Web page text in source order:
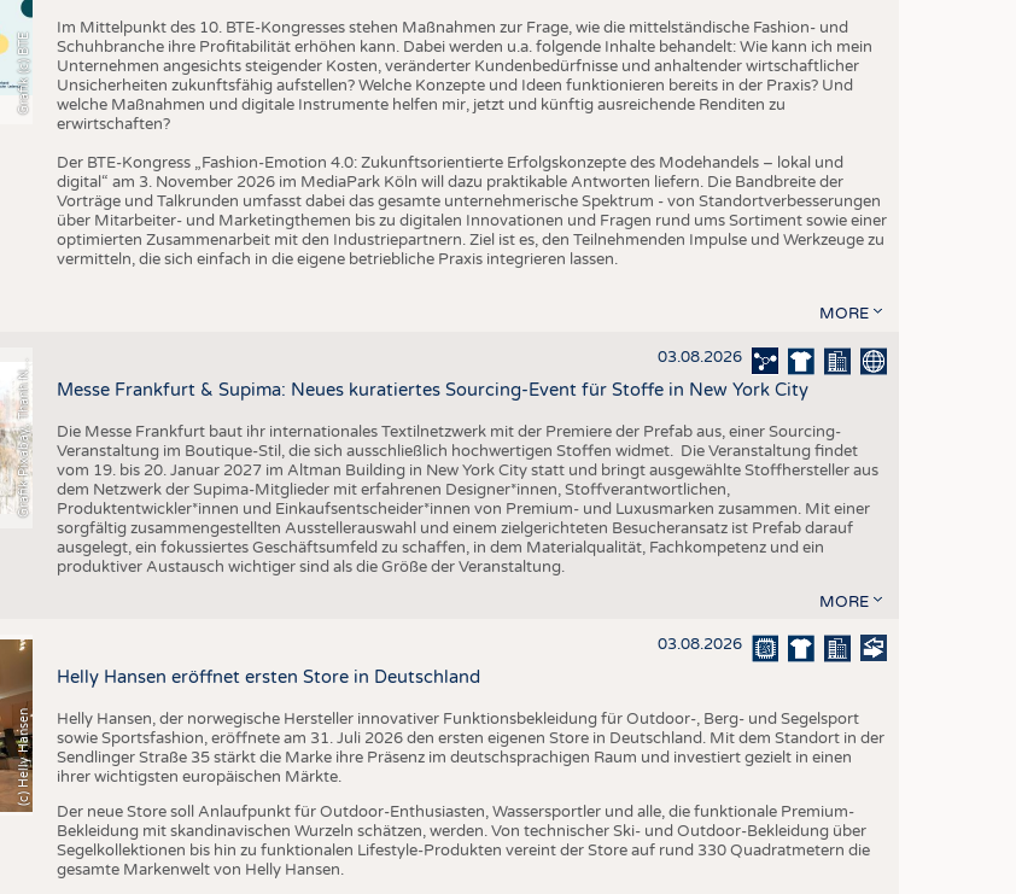
UNTERNEHMEN
AUSSCHREIBUNGEN
DTV AUSSCHREIBUNGSDIENST
STATISTICS
TERMINE
BRANCHENTERMINE
Grafik (c) BTE
Im Mittelpunkt des 10. BTE-Kongresses stehen Maßnahmen zur Frage, wie die mittelständische Fashion- und
Schuhbranche ihre Profitabilität erhöhen kann. Dabei werden u.a. folgende Inhalte behandelt: Wie kann ich mein
Unternehmen angesichts steigender Kosten, veränderter Kundenbedürfnisse und anhaltender wirtschaftlicher
Unsicherheiten zukunftsfähig aufstellen? Welche Konzepte und Ideen funktionieren bereits in der Praxis? Und
welche Maßnahmen und digitale Instrumente helfen mir, jetzt und künftig ausreichende Renditen zu
erwirtschaften?
Der BTE-Kongress „Fashion-Emotion 4.0: Zukunftsorientierte Erfolgskonzepte des Modehandels – lokal und
digital“ am 3. November 2026 im MediaPark Köln will dazu praktikable Antworten liefern. Die Bandbreite der
Vorträge und Talkrunden umfasst dabei das gesamte unternehmerische Spektrum - von Standortverbesserungen
über Mitarbeiter- und Marketingthemen bis zu digitalen Innovationen und Fragen rund ums Sortiment sowie einer
optimierten Zusammenarbeit mit den Industriepartnern. Ziel ist es, den Teilnehmenden Impulse und Werkzeuge zu
vermitteln, die sich einfach in die eigene betriebliche Praxis integrieren lassen.
MORE
r
a
f
i
k
P
i
x
a
b
a
y
,
T
h
a
n
h
N
g
u
y
e
n
S
l 03.08.2026
Messe Frankfurt & Supima: Neues kuratiertes Sourcing-Event für Stoffe in New York City
Die Messe Frankfurt baut ihr internationales Textilnetzwerk mit der Premiere der Prefab aus, einer Sourcing-
Veranstaltung im Boutique-Stil, die sich ausschließlich hochwertigen Stoffen widmet. Die Veranstaltung findet
vom 19. bis 20. Januar 2027 im Altman Building in New York City statt und bringt ausgewählte Stoffhersteller aus
dem Netzwerk der Supima-Mitglieder mit erfahrenen Designer*innen, Stoffverantwortlichen,
Produktentwickler*innen und Einkaufsentscheider*innen von Premium- und Luxusmarken zusammen. Mit einer
sorgfältig zusammengestellten Ausstellerauswahl und einem zielgerichteten Besucheransatz ist Prefab darauf
ausgelegt, ein fokussiertes Geschäftsumfeld zu schaffen, in dem Materialqualität, Fachkompetenz und ein
produktiver Austausch wichtiger sind als die Größe der Veranstaltung.
MORE
(c) Helly Hansen
03.08.2026
Helly Hansen eröffnet ersten Store in Deutschland
Helly Hansen, der norwegische Hersteller innovativer Funktionsbekleidung für Outdoor-, Berg- und Segelsport
sowie Sportsfashion, eröffnete am 31. Juli 2026 den ersten eigenen Store in Deutschland. Mit dem Standort in der
Sendlinger Straße 35 stärkt die Marke ihre Präsenz im deutschsprachigen Raum und investiert gezielt in einen
ihrer wichtigsten europäischen Märkte.
Der neue Store soll Anlaufpunkt für Outdoor-Enthusiasten, Wassersportler und alle, die funktionale Premium-
Bekleidung mit skandinavischen Wurzeln schätzen, werden. Von technischer Ski- und Outdoor-Bekleidung über
Segelkollektionen bis hin zu funktionalen Lifestyle-Produkten vereint der Store auf rund 330 Quadratmetern die
gesamte Markenwelt von Helly Hansen.